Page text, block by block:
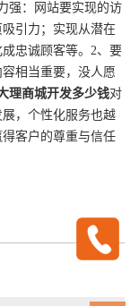
强：网站要实现的访
引力；实现从潜在
忠诚顾客等。2、要
相当重要，没人愿
理商城开发多少钱对
，个性化服务也越
客户的尊重与信任